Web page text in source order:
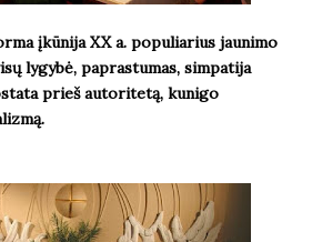
įkūnija XX a. populiarius jaunimo
lygybė, paprastumas, simpatija
prieš autoritetą, kunigo